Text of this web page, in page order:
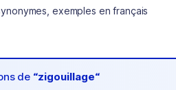
exemples en français
de “zigouillage“